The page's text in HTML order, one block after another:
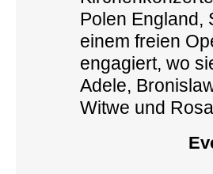
Polen England,
einem freien
engagiert, wo
Adele,
Witwe und